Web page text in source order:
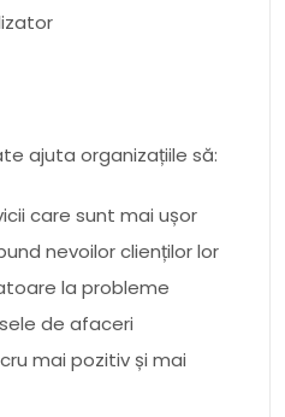
ajuta organizațiile să:
care sunt mai ușor
nevoilor clienților lor
la probleme
de afaceri
mai pozitiv și mai